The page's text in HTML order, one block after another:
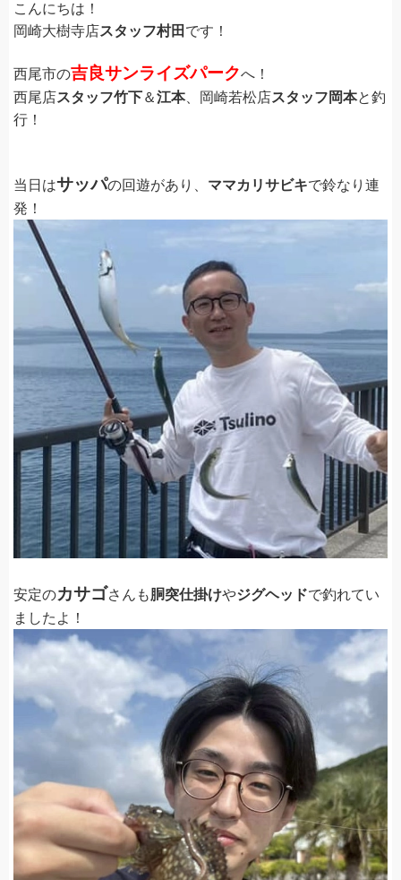
こんにちは！
岡崎大樹寺店スタッフ村田 です！
西尾市の吉良サンライズパークへ！
西尾店スタッフ竹下＆江本、岡崎若松店スタッフ岡本と釣
行！
当日はサッパの回遊があり、 ママカリサビキで鈴なり連
発！
安定のカサゴさんも胴突仕掛けやジグヘッドで釣れてい
ましたよ！